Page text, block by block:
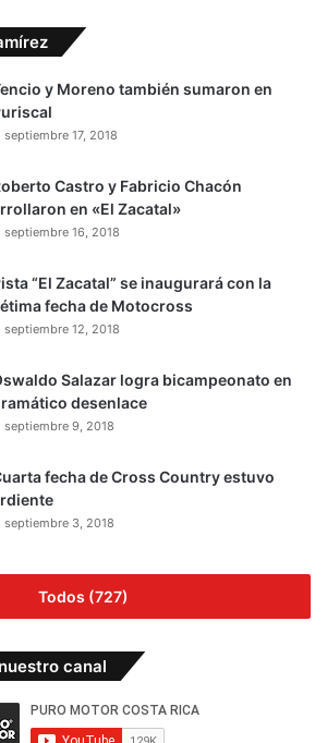
y Moreno también sumaron en
septiembre 17, 2018
Castro y Fabricio Chacón
en «El Zacatal»
septiembre 16, 2018
“El Zacatal” se inaugurará con la
fecha de Motocross
septiembre 12, 2018
Salazar logra bicampeonato en
desenlace
septiembre 9, 2018
fecha de Cross Country estuvo
septiembre 3, 2018
Todos (727)
canal